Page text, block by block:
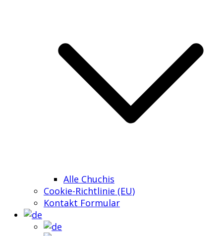
Alle Chuchis
Cookie-Richtlinie (EU)
Kontakt Formular